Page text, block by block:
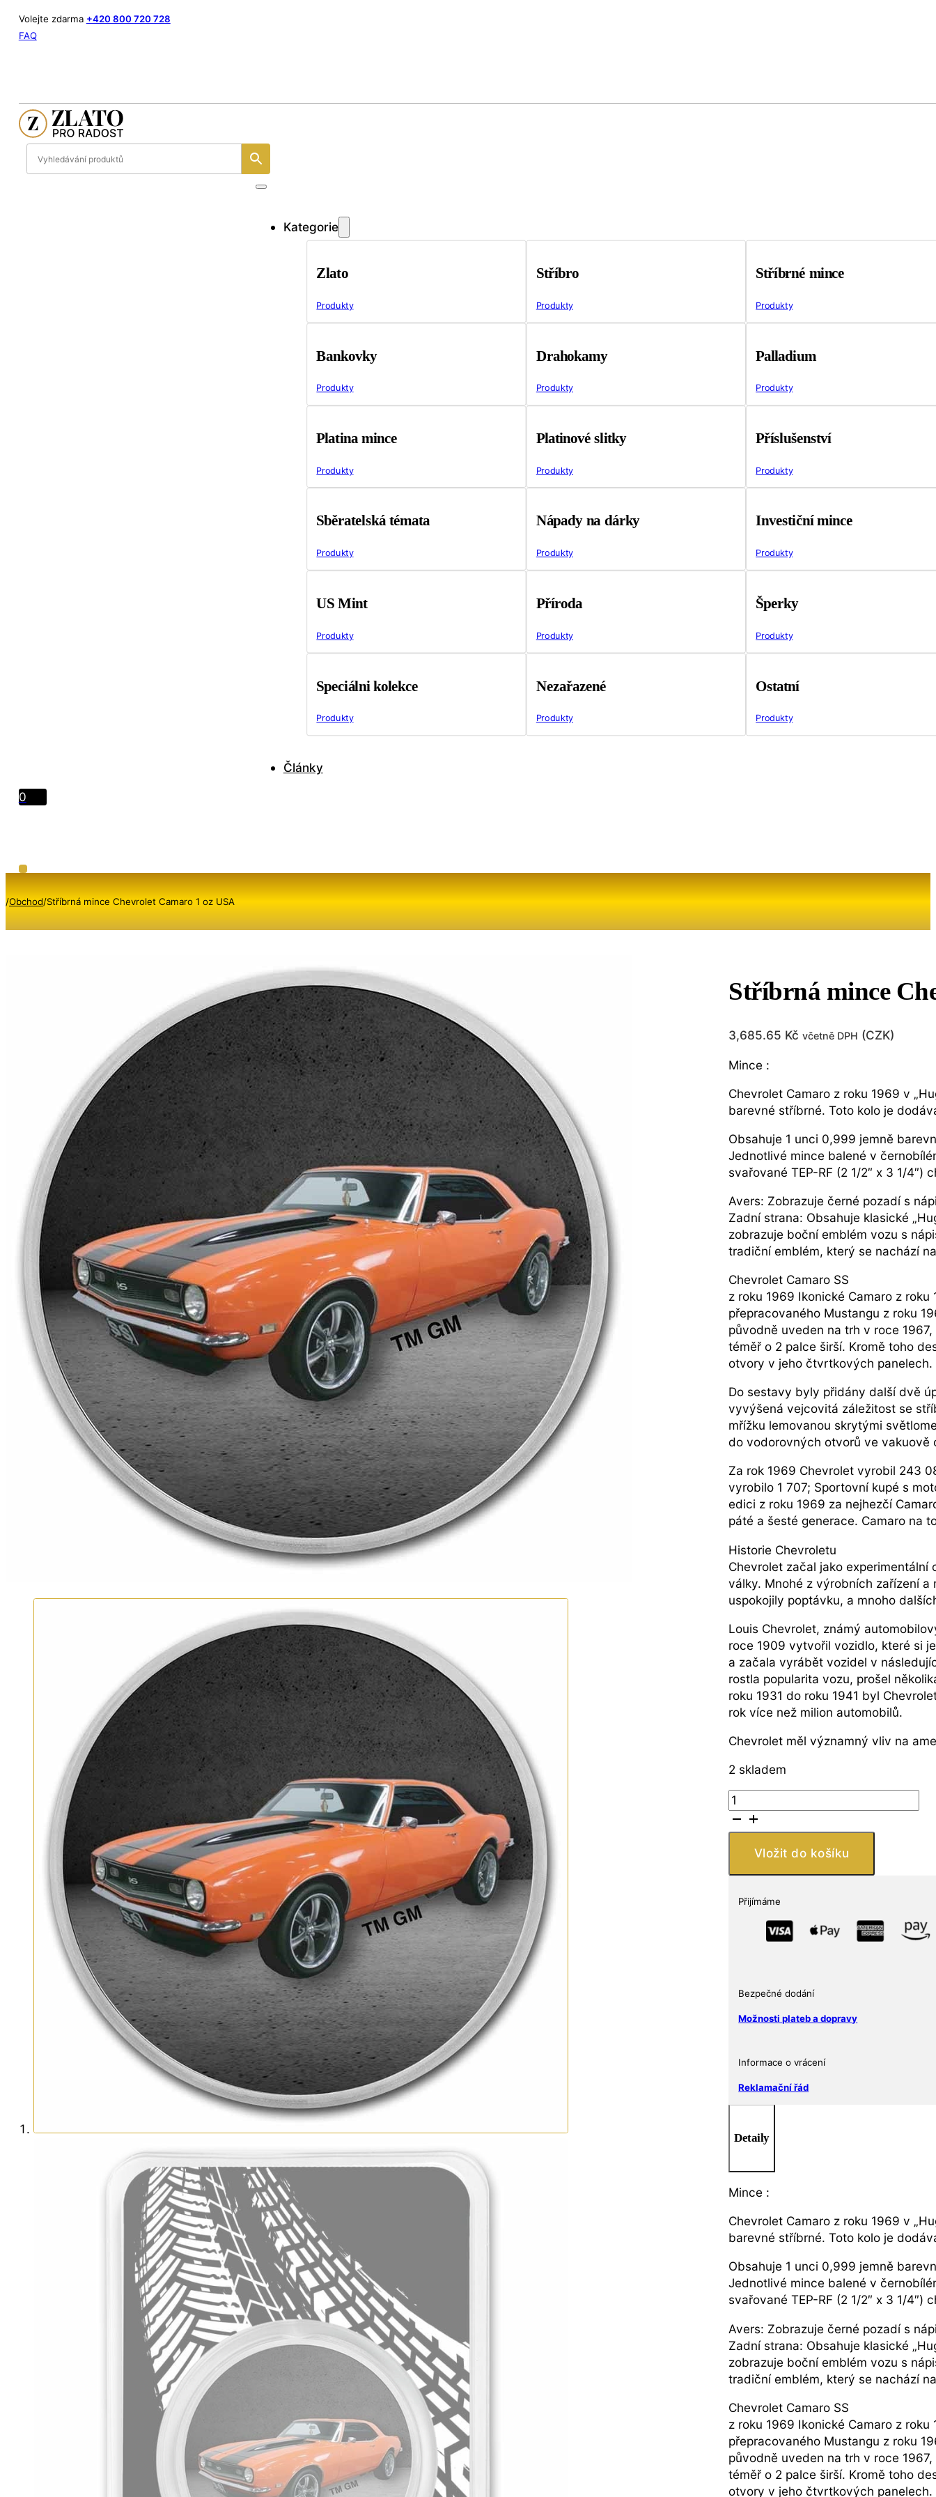
Volejte zdarma +420 800 720 728
FAQ
Kategorie
Zlato
Produkty
Stříbro
Produkty
Stříbrné mince
Produkty
Bankovky
Produkty
Drahokamy
Produkty
Palladium
Produkty
Platina mince
Produkty
Platinové slitky
Produkty
Příslušenství
Produkty
Sběratelská témata
Produkty
Nápady na dárky
Produkty
Investiční mince
Produkty
US Mint
Produkty
Příroda
Produkty
Šperky
Produkty
Speciálni kolekce
Produkty
Nezařazené
Produkty
Ostatní
Produkty
Články
0
/Obchod/Stříbrná mince Chevrolet Camaro 1 oz USA
Stříbrná mince
3,685.65 Kč včetně DPH (CZK)
Mince :
Chevrolet Camaro z roku 1969 v
barevné stříbrné. Toto kolo je
Obsahuje 1 unci 0,999 jemně
Jednotlivé mince balené v
svařované TEP-RF (2 1/2″ x 3 1/
Avers: Zobrazuje černé pozadí s
Zadní strana: Obsahuje klasické
zobrazuje boční emblém vozu s
tradiční emblém, který se nachází
Chevrolet Camaro SS
z roku 1969 Ikonické Camaro z
přepracovaného Mustangu z roku
původně uveden na trh v roce
téměř o 2 palce širší. Kromě toho
otvory v jeho čtvrtkových panelech.
Do sestavy byly přidány další dvě
vyvýšená vejcovitá záležitost se
mřížku lemovanou skrytými
do vodorovných otvorů ve vakuově
Za rok 1969 Chevrolet vyrobil 243
vyrobilo 1 707; Sportovní kupé s
edici z roku 1969 za nejhezčí
páté a šesté generace. Camaro na
Historie Chevroletu
Chevrolet začal jako
války. Mnohé z výrobních zařízení
uspokojily poptávku, a mnoho
Louis Chevrolet, známý
roce 1909 vytvořil vozidlo, které si
a začala vyrábět vozidel v
rostla popularita vozu, prošel
roku 1931 do roku 1941 byl
rok více než milion automobilů.
Chevrolet měl významný vliv na
2 skladem
Stříbrná
mince
Chevrolet
Camaro
USA
Vložit do košíku
Přijímáme
Bezpečné dodání
Možnosti plateb a dopravy
Informace o vrácení
Reklamační řád
Detaily
Mince :
Chevrolet Camaro z roku 1969 v
barevné stříbrné. Toto kolo je
Obsahuje 1 unci 0,999 jemně
Jednotlivé mince balené v
svařované TEP-RF (2 1/2″ x 3 1/
Avers: Zobrazuje černé pozadí s
Zadní strana: Obsahuje klasické
zobrazuje boční emblém vozu s
tradiční emblém, který se nachází
Chevrolet Camaro SS
z roku 1969 Ikonické Camaro z
přepracovaného Mustangu z roku
původně uveden na trh v roce
téměř o 2 palce širší. Kromě toho
otvory v jeho čtvrtkových panelech.